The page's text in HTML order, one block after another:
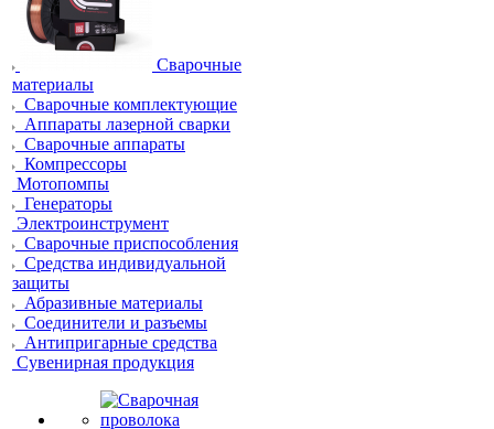
Сварочные
материалы
Сварочные комплектующие
Аппараты лазерной сварки
Сварочные аппараты
Компрессоры
Мотопомпы
Генераторы
Электроинструмент
Сварочные приспособления
Средства индивидуальной
защиты
Абразивные материалы
Соединители и разъемы
Антипригарные средства
Сувенирная продукция